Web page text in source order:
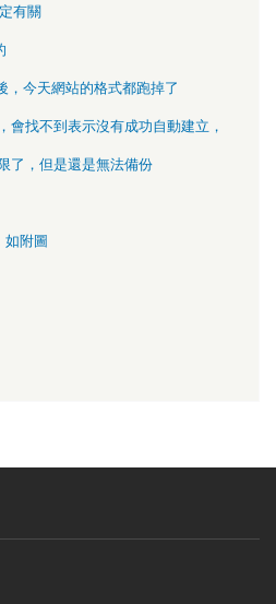
有關
，今天網站的格式都跑掉了
會找不到表示沒有成功自動建立，
了，但是還是無法備份
如附圖